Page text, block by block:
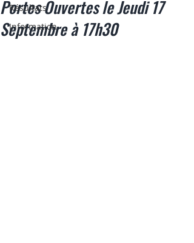
Résultats
Information
Portes Ouvertes le Jeudi 17
Septembre à 17h30